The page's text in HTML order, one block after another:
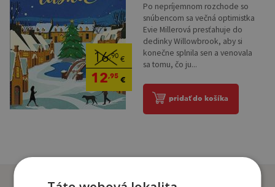
16,90 €
12,95 €
Po nepríjemnom rozchode so
snúbencom sa večná optimistka
Evie Millerová presťahuje do
dedinky Willowbrook, aby si
konečne splnila sen a venovala
sa tomu, čo ju...
pridať do košíka